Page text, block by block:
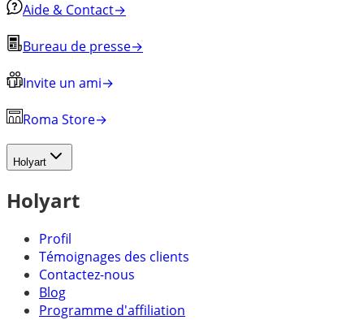
Aide & Contact→
Bureau de presse→
Invite un ami→
Roma Store→
Holyart
Holyart
Profil
Témoignages des clients
Contactez-nous
Blog
Programme d'affiliation